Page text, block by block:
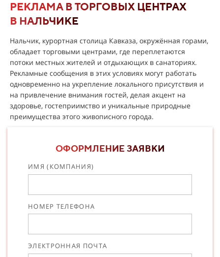
РЕКЛАМА В ТОРГОВЫХ ЦЕНТРАХ
В НАЛЬЧИКЕ
Нальчик, курортная столица Кавказа, окружённая горами,
обладает торговыми центрами, где переплетаются
потоки местных жителей и отдыхающих в санаториях.
Рекламные сообщения в этих условиях могут работать
одновременно на укрепление локального присутствия и
на привлечение внимания гостей, делая акцент на
здоровье, гостеприимство и уникальные природные
преимущества этого живописного города.
ОФОРМЛЕНИЕ ЗАЯВКИ
ИМЯ (КОМПАНИЯ)
НОМЕР ТЕЛЕФОНА
ЭЛЕКТРОННАЯ ПОЧТА